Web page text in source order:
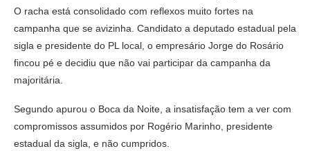
O racha está consolidado com reflexos muito fortes na
campanha que se avizinha. Candidato a deputado estadual pela
sigla e presidente do PL local, o empresário Jorge do Rosário
fincou pé e decidiu que não vai participar da campanha da
majoritária.
Segundo apurou o Boca da Noite, a insatisfação tem a ver com
compromissos assumidos por Rogério Marinho, presidente
estadual da sigla, e não cumpridos.